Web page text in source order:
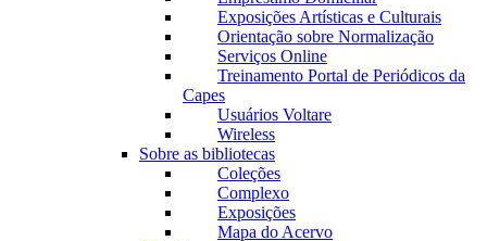
Exposições Artísticas e Culturais
Orientação sobre Normalização
Serviços Online
Treinamento Portal de Periódicos da
Capes
Usuários Voltare
Wireless
Sobre as bibliotecas
Coleções
Complexo
Exposições
Mapa do Acervo